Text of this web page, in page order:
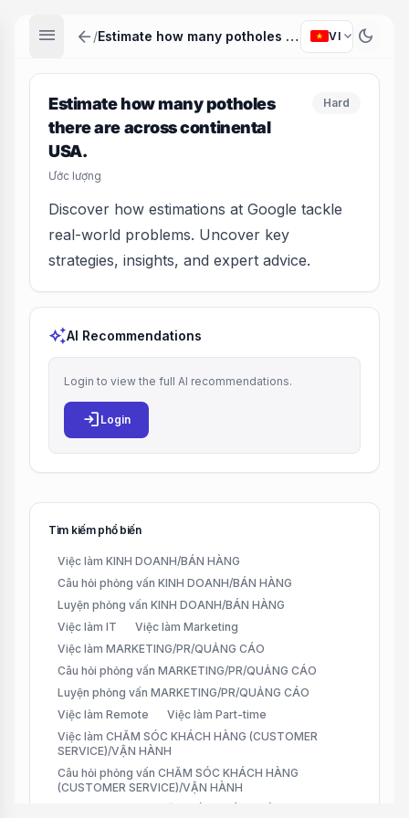
menu arrow_back / Estimate how many potholes there are across continental USA. VI expand_more dark_mode
Estimate how many potholes
there are across continental
USA.
Ước lượng
Hard
Discover how estimations at Google tackle
real-world problems. Uncover key
strategies, insights, and expert advice.
auto_awesomeAI Recommendations
Login to view the full AI recommendations.
login Login
Tìm kiếm phổ biến
Việc làm KINH DOANH/BÁN HÀNG
Câu hỏi phỏng vấn KINH DOANH/BÁN HÀNG
Luyện phỏng vấn KINH DOANH/BÁN HÀNG
Việc làm IT
Việc làm Marketing
Việc làm MARKETING/PR/QUẢNG CÁO
Câu hỏi phỏng vấn MARKETING/PR/QUẢNG CÁO
Luyện phỏng vấn MARKETING/PR/QUẢNG CÁO
Việc làm Remote
Việc làm Part-time
Việc làm CHĂM SÓC KHÁCH HÀNG (CUSTOMER
SERVICE)/VẬN HÀNH
Câu hỏi phỏng vấn CHĂM SÓC KHÁCH HÀNG
(CUSTOMER SERVICE)/VẬN HÀNH